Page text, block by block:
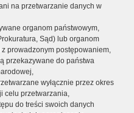
na przetwarzanie danych w
organom państwowym,
Sąd) lub organom
prowadzonym postępowaniem,
przekazywane do państwa
wyłącznie przez okres
celu przetwarzania,
do treści swoich danych